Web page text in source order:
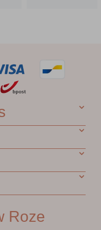
Roze